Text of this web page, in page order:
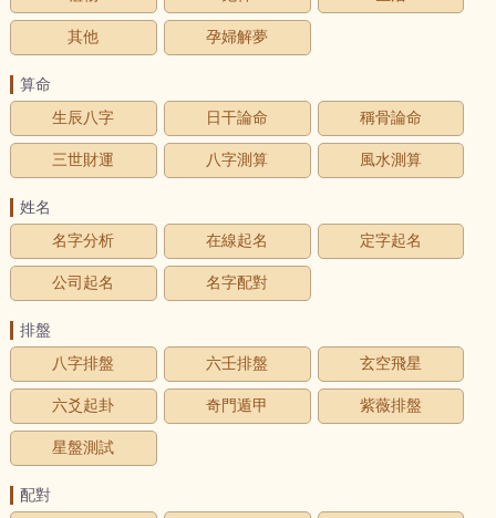
其他 孕婦解夢
算命
生辰八字
日干論命 稱骨論命
三世財運 八字測算 風水測算
姓名
名字分析
在線起名 定字起名
公司起名 名字配對
排盤
八字排盤
六壬排盤 玄空飛星
六爻起卦 奇門遁甲 紫薇排盤
星盤測試
配對